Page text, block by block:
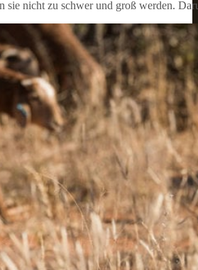
sie nicht zu schwer und groß werden.